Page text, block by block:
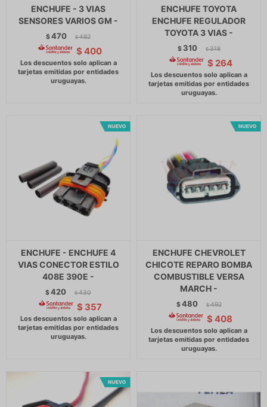
ENCHUFE - 3 VIAS
SENSORES VARIOS GM -
$470 $ 482
$ 400
ENCHUFE TOYOTA
ENCHUFE REGULADOR
TOYOTA 3 VIAS -
$ 310 $ 318
$ 264
ENCHUFE - ENCHUFE 4
VIAS CONECTOR ESTILO
408E 390E -
$420 $ 430
$ 357
ENCHUFE CHEVROLET
CHICOTE REPARO BOMBA
COMBUSTIBLE VERSA
MARCH -
$480 $ 492
$ 408